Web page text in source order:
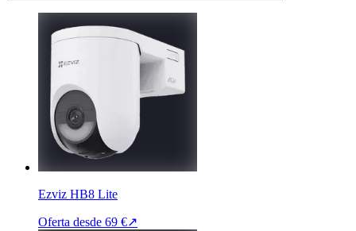
Ezviz HB8 Lite
Oferta desde 69 €↗